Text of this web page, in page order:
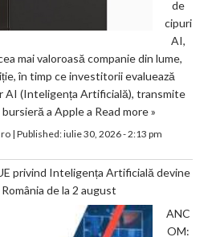
de
cipuri
AI,
mai valoroasă companie din lume,
în timp ce investitorii evaluează
AI (Inteligența Artificială), transmite
a Apple a Read more »
| Published:iulie 30, 2026 - 2:13 pm
privind Inteligența Artificială devine
de la 2 august
ANC
OM: